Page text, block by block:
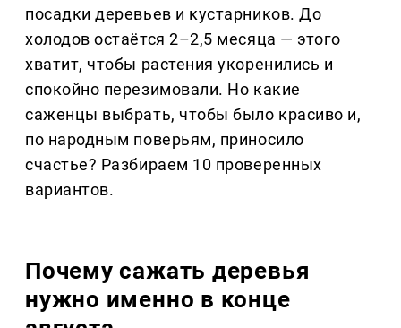
посадки деревьев и кустарников. До
холодов остаётся 2–2,5 месяца — этого
хватит, чтобы растения укоренились и
спокойно перезимовали. Но какие
саженцы выбрать, чтобы было красиво и,
по народным поверьям, приносило
счастье? Разбираем 10 проверенных
вариантов.
Почему сажать деревья
нужно именно в конце